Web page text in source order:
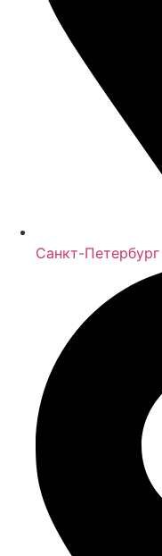
Санкт-Петербург